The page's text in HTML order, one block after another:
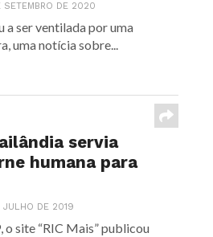
SETEMBRO DE 2020
a ser ventilada por uma
uma notícia sobre...
servia
humana para
JULHO DE 2019
o site “RIC Mais” publicou